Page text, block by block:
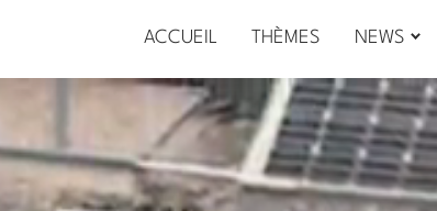
ACCUEIL THÈMES NEWS